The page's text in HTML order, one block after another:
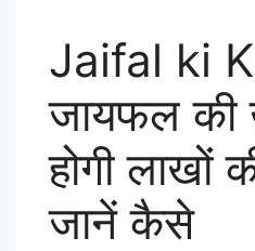
Jaifal ki
जायफल की
होगी लाखों
जानें कैसे